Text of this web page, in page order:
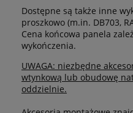
Dostępne są także inne
proszkowo (m.in. DB703,
Cena końcowa panela
wykończenia.
UWAGA: niezbędne
wtynkową lub obudowę
oddzielnie.